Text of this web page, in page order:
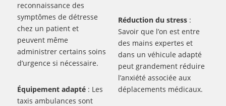
reconnaissance des
symptômes de détresse
chez un patient et
peuvent même
administrer certains soins
d’urgence si nécessaire.
Équipement adapté: Les
taxis ambulances sont
Réduction du stress:
Savoir que l’on est entre
des mains expertes et
dans un véhicule adapté
peut grandement réduire
l’anxiété associée aux
déplacements médicaux.